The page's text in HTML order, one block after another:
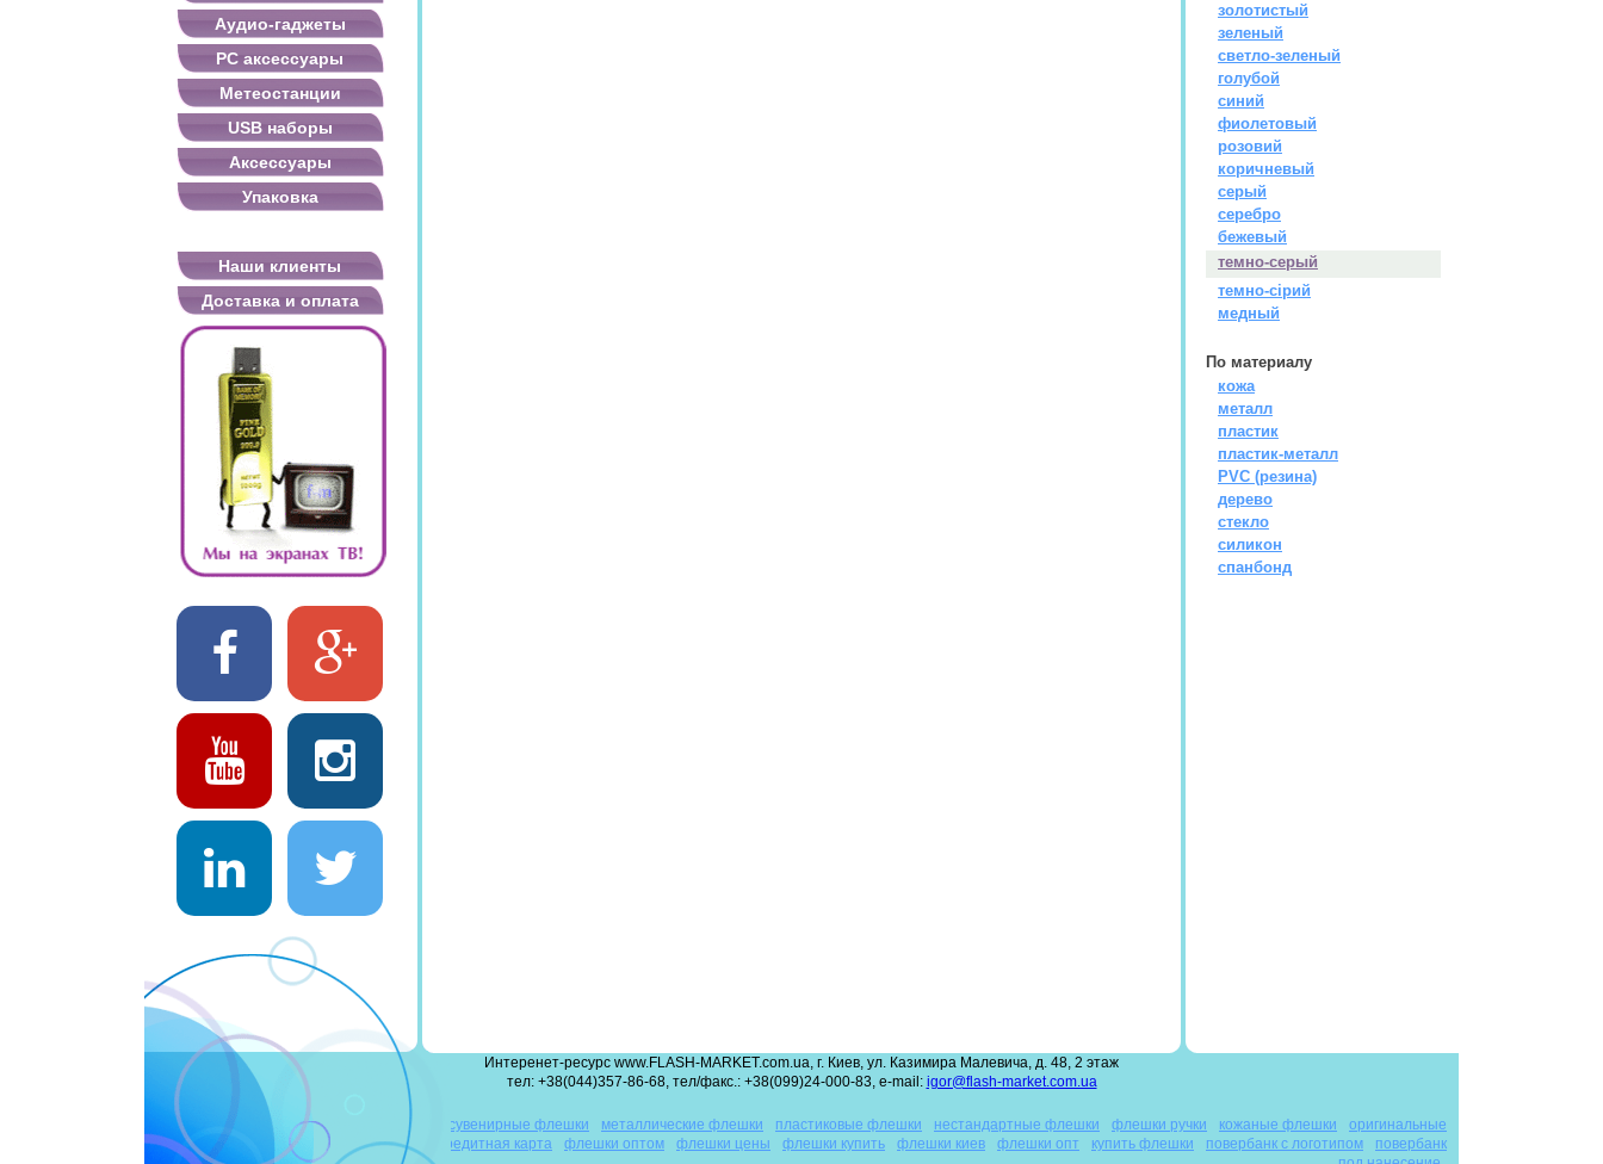
Аудио-гаджеты
PC аксессуары
Метеостанции
USB наборы
Аксессуары
Упаковка
Наши клиенты
Доставка и оплата
золотистый
зеленый
светло-зеленый
голубой
синий
фиолетовый
розовий
коричневый
серый
серебро
бежевый
темно-серый
темно-сірий
медный
По материалу
кожа
металл
пластик
пластик-металл
PVC (резина)
дерево
стекло
силикон
спанбонд
Интеренет-ресурс www.FLASH-MARKET.com.ua, г. Киев, ул. Казимира Малевича, д. 48, 2 этаж
тел: +38(044)357-86-68, тел/факс.: +38(099)24-000-83, e-mail: igor@flash-market.com.ua
деревянные флешки сувенирные флешки металлические флешки пластиковые флешки нестандартные флешки флешки ручки кожаные флешки
оригинальные
флешки
повербанк оптом флешка-кредитная карта флешки оптом флешки цены флешки купить флешки киев флешки опт купить флешки повербанк с логотипом
повербанк